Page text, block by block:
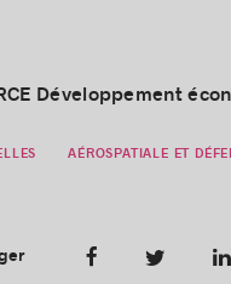
Développement
AÉROSPATIALE ET